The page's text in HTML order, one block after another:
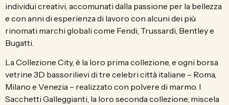
individui creativi, accomunati dalla passione per la bellezza
e con anni di esperienza di lavoro con alcuni dei più
rinomati marchi globali come Fendi, Trussardi, Bentley e
Bugatti.
La Collezione City, è la loro prima collezione, e ogni borsa
vetrine 3D bassorilievi di tre celebri città italiane – Roma,
Milano e Venezia – realizzato con polvere di marmo. I
Sacchetti Galleggianti, la loro seconda collezione, miscela